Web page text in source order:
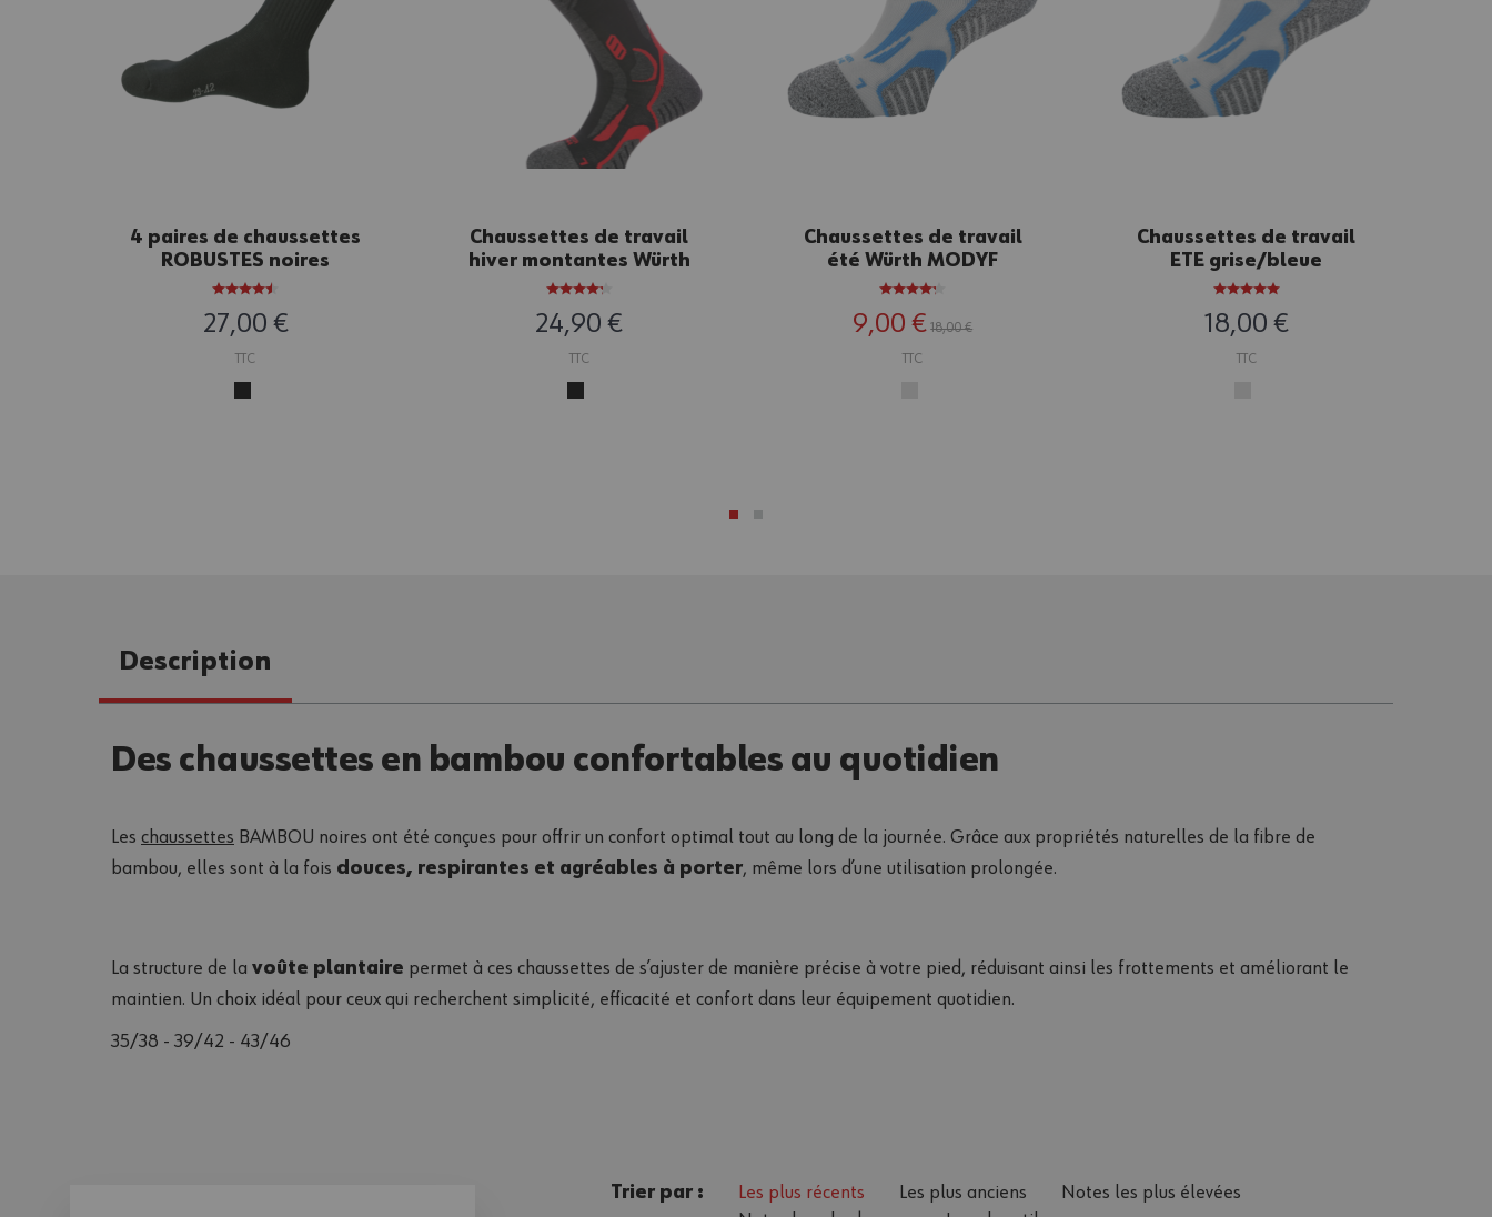
4 paires de chaussettes
ROBUSTES noires
27,00 €
TTC
Chaussettes de travail
hiver montantes Würth
MODYF noires/rouges
24,90 €
TTC
Chaussettes de travail
été Würth MODYF
grises/bleues
9,00 € 18,00 €
TTC
Chaussettes de travail
ETE grise/bleue
18,00 €
TTC
Description
Des chaussettes en bambou confortables au quotidien
Les chaussettes BAMBOU noires ont été conçues pour offrir un confort optimal tout au long de la journée. Grâce aux propriétés naturelles de la fibre de
bambou, elles sont à la fois douces, respirantes et agréables à porter, même lors d’une utilisation prolongée.
La structure de la voûte plantaire permet à ces chaussettes de s’ajuster de manière précise à votre pied, réduisant ainsi les frottements et améliorant le
maintien. Un choix idéal pour ceux qui recherchent simplicité, efficacité et confort dans leur équipement quotidien.
35/38 - 39/42 - 43/46
Trier par : Les plus récents Les plus anciens
Notes les plus élevées